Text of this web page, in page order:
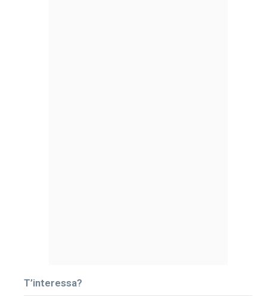
T’interessa?